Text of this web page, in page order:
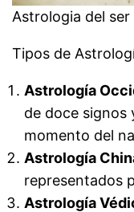
Astrologia del ser
Tipos de
Astrología
de doce signos
momento del
Astrología
representados
Astrología